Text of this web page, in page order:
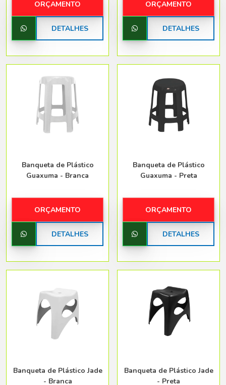
ORÇAMENTO
DETALHES
ORÇAMENTO
DETALHES
Banqueta de Plástico
Guaxuma - Branca
ORÇAMENTO
DETALHES
Banqueta de Plástico
Guaxuma - Preta
ORÇAMENTO
DETALHES
Banqueta de Plástico Jade
- Branca
Banqueta de Plástico Jade
- Preta